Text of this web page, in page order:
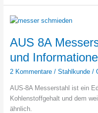
Frauenmesser
für
Handtasche
AUS 8A
und
2 Kommentare / Stahlkunde/
AUS-8A Messerstahl ist ein
Kohlenstoffgehalt und dem
ähnlich.